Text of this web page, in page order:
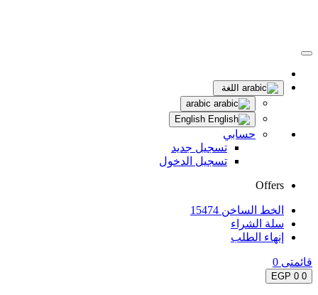
اللغة
حسابي
تسجيل جديد
تسجيل الدخول
Offers
الخط الساخن 15474
سلة الشراء
إنهاء الطلب
قائمتى 0
0
0 EGP